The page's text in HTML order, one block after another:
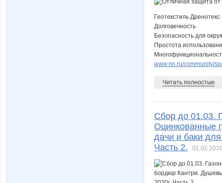
Геотекстиль
Долговечность
Безопасность для
Простота
www.nn.ru/community/
Читать полностью
Сбор до 01.03.
Оцинкованные
дачи и баки
Часть 2.